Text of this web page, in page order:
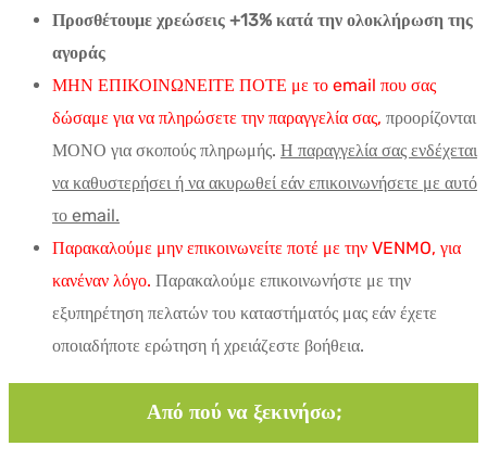
Προσθέτουμε χρεώσεις +13% κατά την ολοκλήρωση της
αγοράς
ΜΗΝ ΕΠΙΚΟΙΝΩΝΕΙΤΕ ΠΟΤΕ με το email που σας
δώσαμε για να πληρώσετε την παραγγελία σας, προορίζονται
ΜΟΝΟ για σκοπούς πληρωμής. Η παραγγελία σας ενδέχεται
να καθυστερήσει ή να ακυρωθεί εάν επικοινωνήσετε με αυτό
το email.
Παρακαλούμε μην επικοινωνείτε ποτέ με την VENMO, για
κανέναν λόγο. Παρακαλούμε επικοινωνήστε με την
εξυπηρέτηση πελατών του καταστήματός μας εάν έχετε
οποιαδήποτε ερώτηση ή χρειάζεστε βοήθεια.
Από πού να ξεκινήσω;